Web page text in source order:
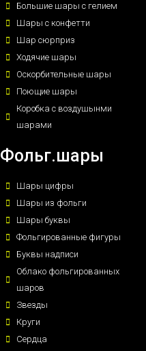
Большие шары с гелием
Шары с конфетти
Шар сюрприз
Ходячие шары
Оскорбительные шары
Поющие шары
Коробка с воздушынми
шарами
Фольг.шары
Шары цифры
Шары из фольги
Шары буквы
Фольгированные фигуры
Буквы надписи
Облако фольгированных
шаров
Звезды
Круги
Сердца